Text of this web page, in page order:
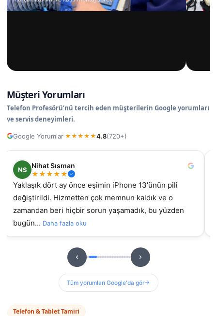
Müşteri Yorumları
Telefon Profesörü’nü tercih eden müşterilerin Google yorumları
ve servis deneyimleri.
Google Yorumlar·★ ★ ★ ★ ★4.8(720+)
NS
Nihat Sısman
★★★★★
Yaklaşık dört ay önce eşimin iPhone 13'ünün pili
değiştirildi. Hizmetten çok memnun kaldık ve o
zamandan beri hiçbir sorun yaşamadık, bu yüzden
bugün… Daha fazla oku
Tüm yorumları Google'da gör
Telefon & Tablet Tamiri